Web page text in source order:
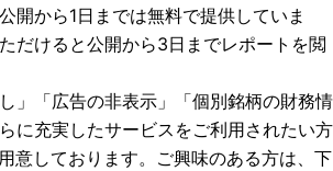
公開から1日までは無料で提供していま
だけると公開から3日までレポートを閲
」「広告の非表示」「個別銘柄の財務情
に充実したサービスをご利用されたい方
意しております。ご興味のある方は、下